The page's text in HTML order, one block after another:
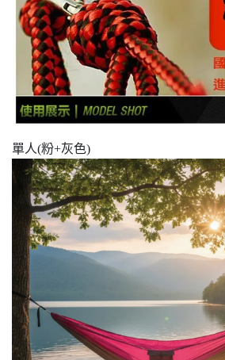
單人(粉+灰色)